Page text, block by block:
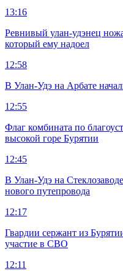
13:16
Ревнивый улан-удэнец
который ему надоел
12:58
В Улан-Удэ на Арбате
12:55
Флаг комбината по
высокой горе Бурятии
12:45
В Улан-Удэ на
нового путепровода
12:17
Гвардии сержант из
участие в СВО
12:11